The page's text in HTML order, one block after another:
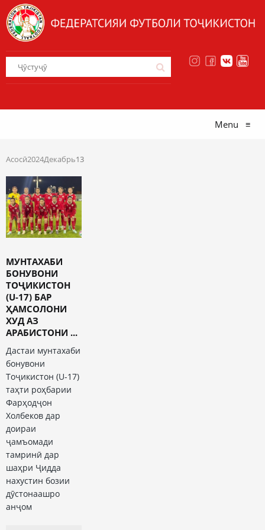
Menu ≡
Асосӣ2024Декабрь13
МУНТАХАБИ
БОНУВОНИ
ТОҶИКИСТОН
(U-17) БАР
ҲАМСОЛОНИ
ХУД АЗ
АРАБИСТОНИ ...
Дастаи мунтахаби
бонувони
Тоҷикистон (U-17)
таҳти роҳбарии
Фарҳодҷон
Холбеков дар
доираи
ҷамъомади
тамринӣ дар
шаҳри Ҷидда
нахустин бозии
дӯстонаашро
анҷом